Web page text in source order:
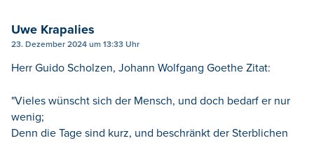
Uwe Krapalies
23. Dezember 2024 um 13:33 Uhr
Herr Guido Scholzen, Johann Wolfgang Goethe Zitat:
"Vieles wünscht sich der Mensch, und doch bedarf er nur
wenig;
Denn die Tage sind kurz, und beschränkt der Sterblichen